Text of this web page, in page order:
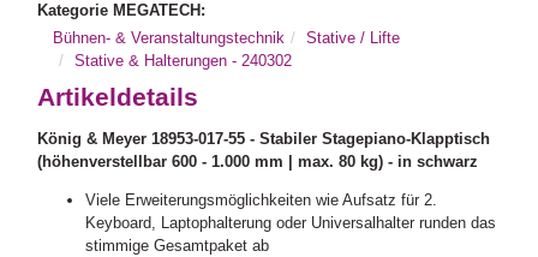
Kategorie MEGATECH:
Bühnen- & Veranstaltungstechnik
Stative / Lifte
Stative & Halterungen - 240302
Artikeldetails
König & Meyer 18953-017-55 - Stabiler Stagepiano-Klapptisch
(höhenverstellbar 600 - 1.000 mm | max. 80 kg) - in schwarz
Viele Erweiterungsmöglichkeiten wie Aufsatz für 2.
Keyboard, Laptophalterung oder Universalhalter runden das
stimmige Gesamtpaket ab